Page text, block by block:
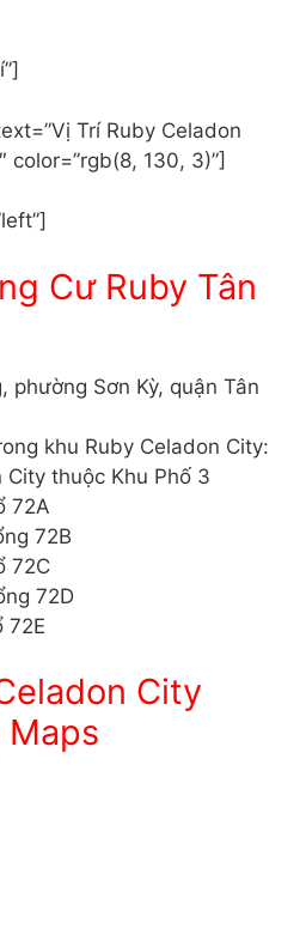
Trí Ruby Celadon
color=”rgb(8, 130, 3)”]
Cư Ruby Tân
phường Sơn Kỳ, quận Tân
khu Ruby Celadon City:
City thuộc Khu Phố 3
72A
72B
72C
72D
72E
City